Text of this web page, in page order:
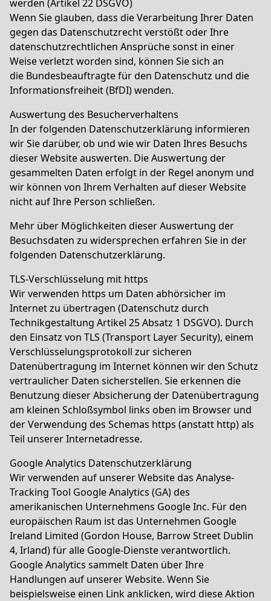
werden (Artikel 22 DSGVO)
Wenn Sie glauben, dass die Verarbeitung Ihrer Daten
gegen das Datenschutzrecht verstößt oder Ihre
datenschutzrechtlichen Ansprüche sonst in einer
Weise verletzt worden sind, können Sie sich an
die Bundesbeauftragte für den Datenschutz und die
Informationsfreiheit (BfDI)wenden.
Auswertung des Besucherverhaltens
In der folgenden Datenschutzerklärung informieren
wir Sie darüber, ob und wie wir Daten Ihres Besuchs
dieser Website auswerten. Die Auswertung der
gesammelten Daten erfolgt in der Regel anonym und
wir können von Ihrem Verhalten auf dieser Website
nicht auf Ihre Person schließen.
Mehr über Möglichkeiten dieser Auswertung der
Besuchsdaten zu widersprechen erfahren Sie in der
folgenden Datenschutzerklärung.
TLS-Verschlüsselung mit https
Wir verwenden https um Daten abhörsicher im
Internet zu übertragen (Datenschutz durch
Technikgestaltung Artikel 25 Absatz 1 DSGVO). Durch
den Einsatz von TLS (Transport Layer Security), einem
Verschlüsselungsprotokoll zur sicheren
Datenübertragung im Internet können wir den Schutz
vertraulicher Daten sicherstellen. Sie erkennen die
Benutzung dieser Absicherung der Datenübertragung
am kleinen Schloßsymbol links oben im Browser und
der Verwendung des Schemas https (anstatt http) als
Teil unserer Internetadresse.
Google Analytics Datenschutzerklärung
Wir verwenden auf unserer Website das Analyse-
Tracking Tool Google Analytics (GA) des
amerikanischen Unternehmens Google Inc. Für den
europäischen Raum ist das Unternehmen Google
Ireland Limited (Gordon House, Barrow Street Dublin
4, Irland) für alle Google-Dienste verantwortlich.
Google Analytics sammelt Daten über Ihre
Handlungen auf unserer Website. Wenn Sie
beispielsweise einen Link anklicken, wird diese Aktion